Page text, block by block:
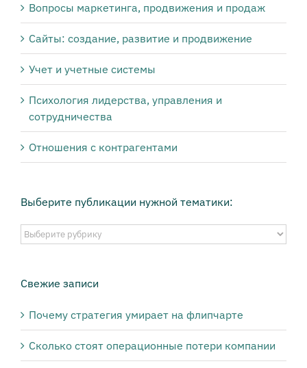
Вопросы маркетинга, продвижения и продаж
Сайты: создание, развитие и продвижение
Учет и учетные системы
Психология лидерства, управления и
сотрудничества
Отношения с контрагентами
Выберите публикации нужной тематики:
Выберите
публикации
тематики:
Свежие записи
Почему стратегия умирает на флипчарте
Сколько стоят операционные потери компании